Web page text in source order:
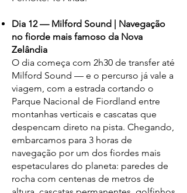
Dia 12 — Milford Sound | Navegação
no fiorde mais famoso da Nova
Zelândia
O dia começa com 2h30 de transfer até
Milford Sound — e o percurso já vale a
viagem, com a estrada cortando o
Parque Nacional de Fiordland entre
montanhas verticais e cascatas que
despencam direto na pista. Chegando,
embarcamos para 3 horas de
navegação por um dos fiordes mais
espetaculares do planeta: paredes de
rocha com centenas de metros de